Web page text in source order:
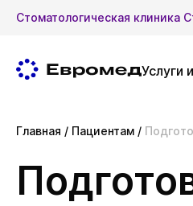
Стоматологическая клиника
Услуги
Главная / Пациентам /